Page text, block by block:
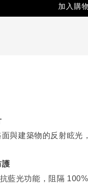
加入購
與建築物的反射眩光
護
藍光功能，阻隔 100%